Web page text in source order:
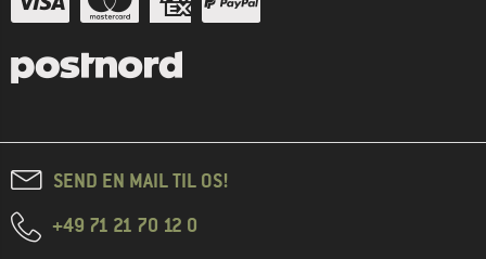
SEND EN MAIL TIL OS!
+49 71 21 70 12 0